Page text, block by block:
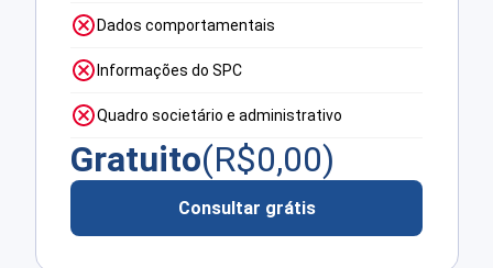
Dados comportamentais
Informações do SPC
Quadro societário e administrativo
Gratuito(R$0,00)
Consultar grátis